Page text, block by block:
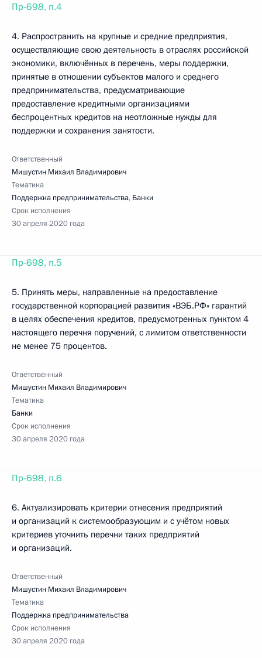
Пр-698, п.4
4. Распространить на крупные и средние предприятия,
осуществляющие свою деятельность в отраслях российской
экономики, включённых в перечень, меры поддержки,
принятые в отношении субъектов малого и среднего
предпринимательства, предусматривающие
предоставление кредитными организациями
беспроцентных кредитов на неотложные нужды для
поддержки и сохранения занятости.
Ответственный
Мишустин Михаил Владимирович
Тематика
Поддержка предпринимательства, Банки
Срок исполнения
30 апреля 2020 года
Пр-698, п.5
5. Принять меры, направленные на предоставление
государственной корпорацией развития «ВЭБ.РФ» гарантий
в целях обеспечения кредитов, предусмотренных пунктом 4
настоящего перечня поручений, с лимитом ответственности
не менее 75 процентов.
Ответственный
Мишустин Михаил Владимирович
Тематика
Банки
Срок исполнения
30 апреля 2020 года
Пр-698, п.6
6. Актуализировать критерии отнесения предприятий
и организаций к системообразующим и с учётом новых
критериев уточнить перечни таких предприятий
и организаций.
Ответственный
Мишустин Михаил Владимирович
Тематика
Поддержка предпринимательства
Срок исполнения
30 апреля 2020 года